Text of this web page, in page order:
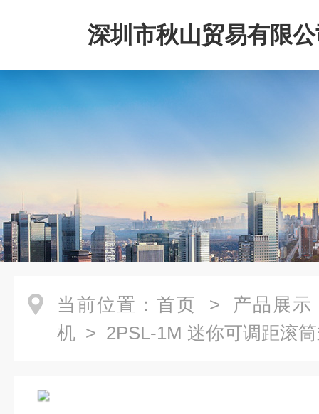
深圳市秋山贸易有限
当前位置： 首页 > 产品展示
机 > 2PSL-1M 迷你可调距滚